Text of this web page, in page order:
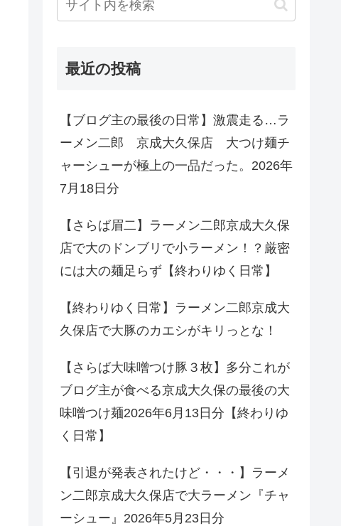
最近の投稿
【ブログ主の最後の日常】激震走る…ラ
ーメン二郎 京成大久保店 大つけ麺チ
ャーシューが極上の一品だった。2026年
7月18日分
【さらば眉二】ラーメン二郎京成大久保
店で大のドンブリで小ラーメン！？厳密
には大の麺足らず【終わりゆく日常】
【終わりゆく日常】ラーメン二郎京成大
久保店で大豚のカエシがキリっとな！
【さらば大味噌つけ豚３枚】多分これが
ブログ主が食べる京成大久保の最後の大
味噌つけ麺2026年6月13日分【終わりゆ
く日常】
【引退が発表されたけど・・・】ラーメ
ン二郎京成大久保店で大ラーメン『チャ
ーシュー』2026年5月23日分